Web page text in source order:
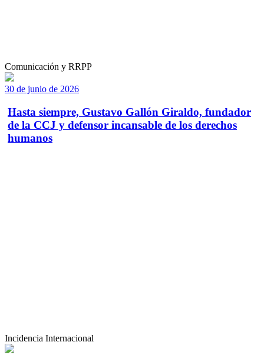
Comunicación y RRPP
30 de junio de 2026
Hasta siempre, Gustavo Gallón Giraldo, fundador
de la CCJ y defensor incansable de los derechos
humanos
Incidencia Internacional